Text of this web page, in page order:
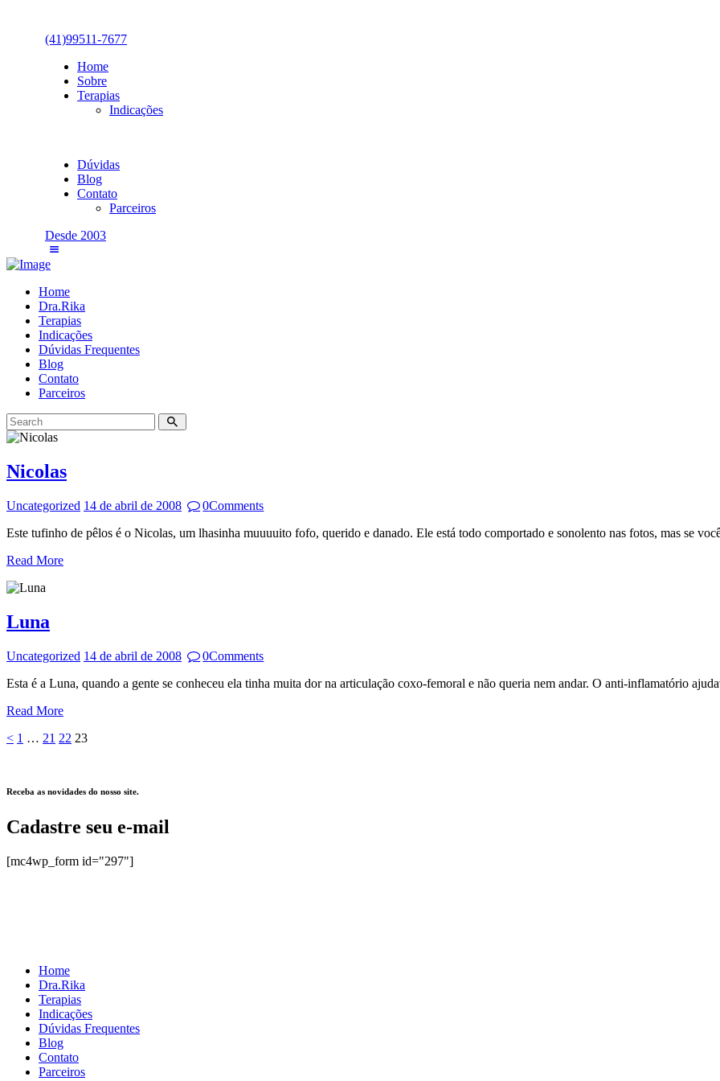
(41)99511-7677
Home
Sobre
Terapias
Indicações
Dúvidas
Blog
Contato
Parceiros
Desde 2003
Home
Dra.Rika
Terapias
Indicações
Dúvidas Frequentes
Blog
Contato
Parceiros
Nicolas
Uncategorized 14 de abril de 2008 0Comments
Este tufinho de pêlos é o Nicolas, um lhasinha muuuuito fofo, querido e danado. Ele está todo comportado e sonolento nas fotos, mas se
Read More
Luna
Uncategorized 14 de abril de 2008 0Comments
Esta é a Luna, quando a gente se conheceu ela tinha muita dor na articulação coxo-femoral e não queria nem andar. O anti-inflamatório
Read More
Paginação
posts
< Page
1 … Page
21 Page
22 Page
23
Receba as novidades do nosso site.
Cadastre seu e-mail
[mc4wp_form id="297"]
Home
Dra.Rika
Terapias
Indicações
Dúvidas Frequentes
Blog
Contato
Parceiros